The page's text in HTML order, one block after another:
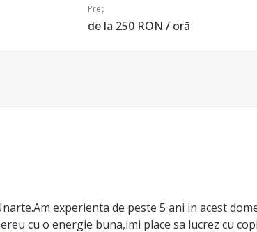
Preț
de la 250 RON / oră
experienta de peste 5 ani in acest
cu o energie buna,imi place sa lucrez cu